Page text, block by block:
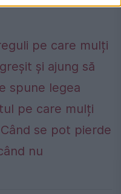
pe care mulți
și ajung să
spune legea
pe care mulți
se pot pierde
nu